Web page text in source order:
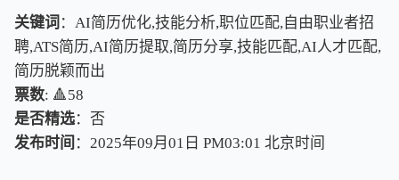
关键词 ：AI简历优化,技能分析,职位匹配,自由职业者招
聘,ATS简历,AI简历提取,简历分享,技能匹配,AI人才匹配,
简历脱颖而出
票数: 🔺58
是否精选：否
发布时间 ：2025年09月01日 PM03:01 北京时间
北京时间